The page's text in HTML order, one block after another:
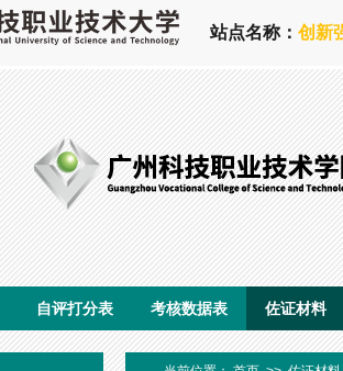
站点名称： 创新
自评打分表 考核数据表 佐证材料